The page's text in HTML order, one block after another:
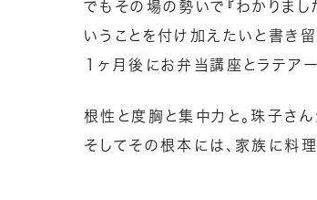
でもその場の勢いで『わかりまし
いうことを付け加えたいと書き留
１ヶ月後にお弁当講座とラテア
根性と度胸と集中力と。珠子さん
そしてその根本には、家族に料